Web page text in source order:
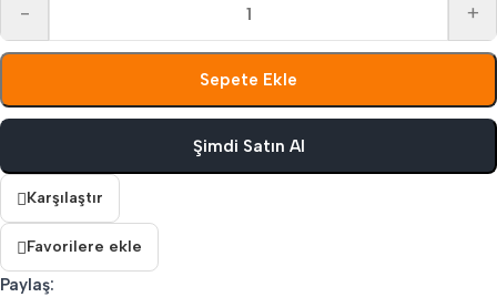
- +
Sepete Ekle
Şimdi Satın Al
Karşılaştır
Favorilere ekle
Paylaş: